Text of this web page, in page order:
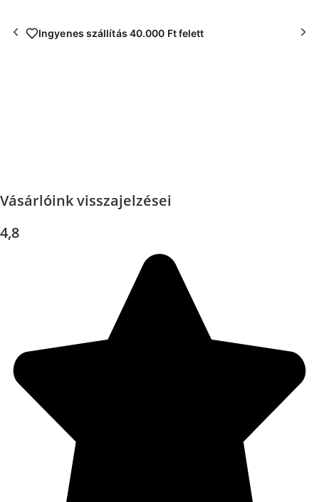
5.000+ vásárló bízik bennünk
Vásárlóink visszajelzései
4,8